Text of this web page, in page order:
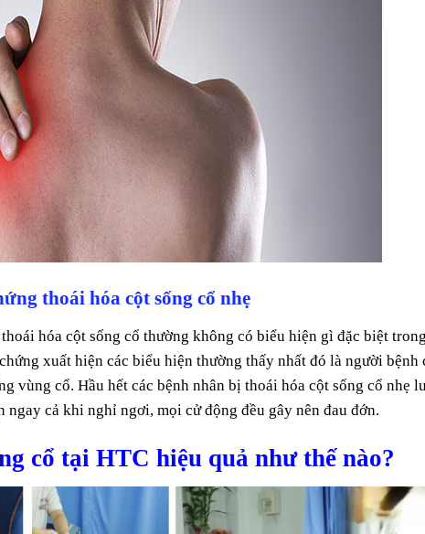
thoái hóa cột sống cổ nhẹ
hóa cột sống cổ thường không có biểu hiện gì đặc biệt trong
xuất hiện các biểu hiện thường thấy nhất đó là người bệnh
vùng cổ. Hầu hết các bệnh nhân bị thoái hóa cột sống cổ nhẹ
cả khi nghỉ ngơi, mọi cử động đều gây nên đau đớn.
cổ tại HTC hiệu quả như thế nào?